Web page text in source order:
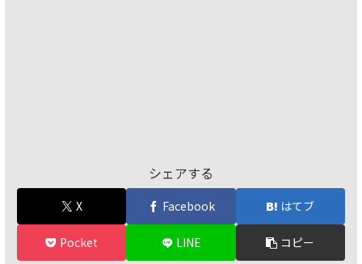
シェアする
X Facebook はてブ
Pocket LINE コピー